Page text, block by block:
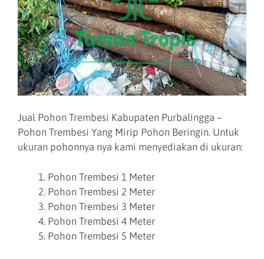
Jual Pohon Trembesi Kabupaten Purbalingga –
Pohon Trembesi Yang Mirip Pohon Beringin. Untuk
ukuran pohonnya nya kami menyediakan di ukuran:
Pohon Trembesi 1 Meter
Pohon Trembesi 2 Meter
Pohon Trembesi 3 Meter
Pohon Trembesi 4 Meter
Pohon Trembesi 5 Meter